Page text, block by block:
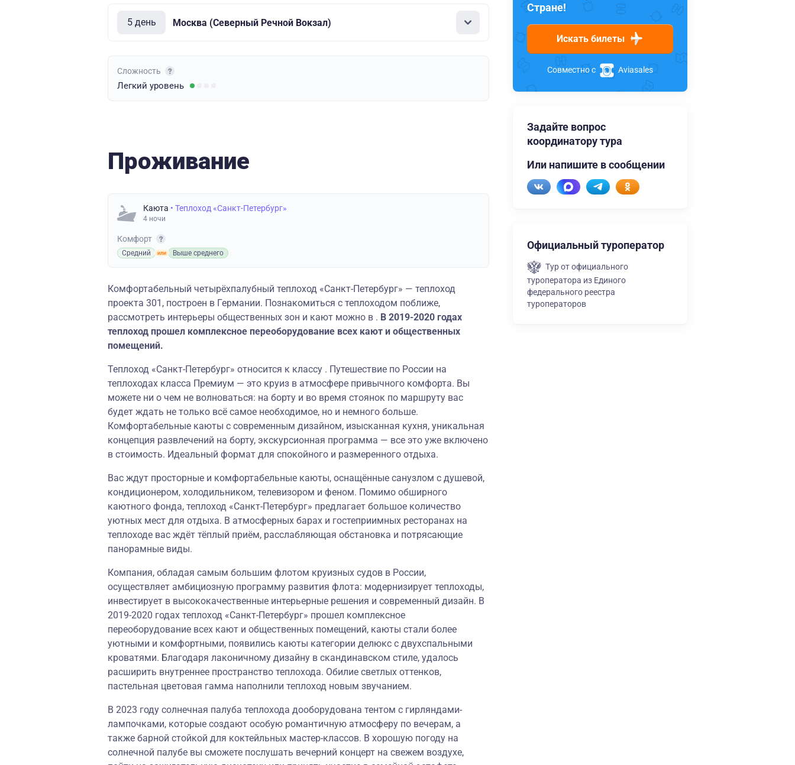
5 день Москва (Северный Речной Вокзал)
Сложность
Легкий уровень
Проживание
Каюта • Теплоход «Санкт-Петербург»
4 ночи
Комфорт
Средний Выше среднего
Комфортабельный четырёхпалубный теплоход «Санкт-Петербург» — теплоход
проекта 301, построен в Германии. Познакомиться с теплоходом поближе,
рассмотреть интерьеры общественных зон и кают можно в . В 2019-2020 годах
теплоход прошел комплексное переоборудование всех кают и общественных
помещений.
Теплоход «Санкт-Петербург» относится к классу . Путешествие по России на
теплоходах класса Премиум — это круиз в атмосфере привычного комфорта. Вы
можете ни о чем не волноваться: на борту и во время стоянок по маршруту вас
будет ждать не только всё самое необходимое, но и немного больше.
Комфортабельные каюты с современным дизайном, изысканная кухня, уникальная
концепция развлечений на борту, экскурсионная программа — все это уже включено
в стоимость. Идеальный формат для спокойного и размеренного отдыха.
Вас ждут просторные и комфортабельные каюты, оснащённые санузлом с душевой,
кондиционером, холодильником, телевизором и феном. Помимо обширного
каютного фонда, теплоход «Санкт-Петербург» предлагает большое количество
уютных мест для отдыха. В атмосферных барах и гостеприимных ресторанах на
теплоходе вас ждёт тёплый приём, расслабляющая обстановка и потрясающие
панорамные виды.
Компания, обладая самым большим флотом круизных судов в России,
осуществляет амбициозную программу развития флота: модернизирует теплоходы,
инвестирует в высококачественные интерьерные решения и современный дизайн. В
2019-2020 годах теплоход «Санкт-Петербург» прошел комплексное
переоборудование всех кают и общественных помещений, каюты стали более
уютными и комфортными, появились каюты категории делюкс с двухспальными
кроватями. Благодаря лаконичному дизайну в скандинавском стиле, удалось
расширить внутреннее пространство теплохода. Обилие светлых оттенков,
пастельная цветовая гамма наполнили теплоход новым звучанием.
В 2023 году солнечная палуба теплохода дооборудована тентом с гирляндами-
лампочками, которые создают особую романтичную атмосферу по вечерам, а
также барной стойкой для коктейльных мастер-классов. В хорошую погоду на
солнечной палубе вы сможете послушать вечерний концерт на свежем воздухе,
Стране!
Искать билеты
Совместно с Aviasales
Задайте вопрос
координатору тура
Или напишите в сообщении
Официальный туроператор
Тур от официального
туроператора из Единого
федерального реестра
туроператоров